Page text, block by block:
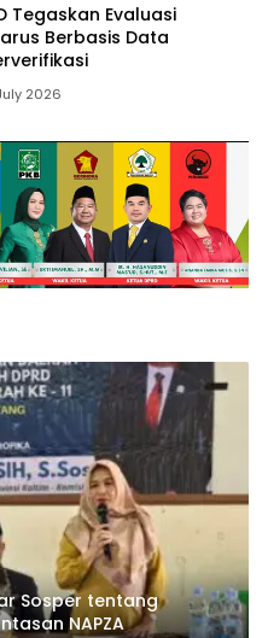
Tegaskan Evaluasi
Berbasis Data
2026
Sosper tentang
NAPZA